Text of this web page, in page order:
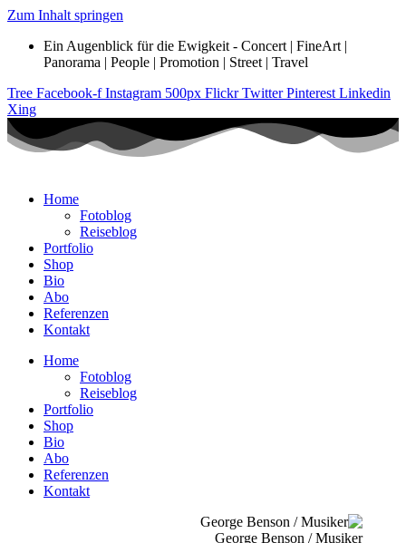
Zum Inhalt springen
Ein Augenblick für die Ewigkeit - Concert | FineArt |
Panorama | People | Promotion | Street | Travel
Tree Facebook-f Instagram 500px Flickr Twitter Pinterest Linkedin
Xing
Home
Fotoblog
Reiseblog
Portfolio
Shop
Bio
Abo
Referenzen
Kontakt
Home
Fotoblog
Reiseblog
Portfolio
Shop
Bio
Abo
Referenzen
Kontakt
George Benson / Musiker